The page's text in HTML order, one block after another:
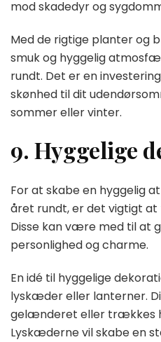
mod skadedyr og
Med de rigtige planter og
smuk og hyggelig
rundt. Det er en
skønhed til dit
sommer eller vinter.
9. Hyggelige
For at skabe en hyggelig
året rundt, er det vigtigt
Disse kan være med til at
personlighed og charme.
En idé til hyggelige
lyskæder eller lanterner.
gelænderet eller trækkes
Lyskæderne vil skabe en